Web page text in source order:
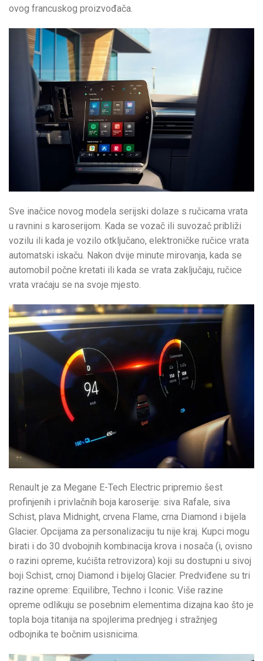
ovog francuskog proizvođača.
Sve inačice novog modela serijski dolaze s ručicama vrata
u ravnini s karoserijom. Kada se vozač ili suvozač približi
vozilu ili kada je vozilo otključano, elektroničke ručice vrata
automatski iskaču. Nakon dvije minute mirovanja, kada se
automobil počne kretati ili kada se vrata zaključaju, ručice
vrata vraćaju se na svoje mjesto.
Renault je za Megane E-Tech Electric pripremio šest
profinjenih i privlačnih boja karoserije: siva Rafale, siva
Schist, plava Midnight, crvena Flame, crna Diamond i bijela
Glacier. Opcijama za personalizaciju tu nije kraj. Kupci mogu
birati i do 30 dvobojnih kombinacija krova i nosača (i, ovisno
o razini opreme, kućišta retrovizora) koji su dostupni u sivoj
boji Schist, crnoj Diamond i bijeloj Glacier. Predviđene su tri
razine opreme: Equilibre, Techno i Iconic. Više razine
opreme odlikuju se posebnim elementima dizajna kao što je
topla boja titanija na spojlerima prednjeg i stražnjeg
odbojnika te bočnim usisnicima.